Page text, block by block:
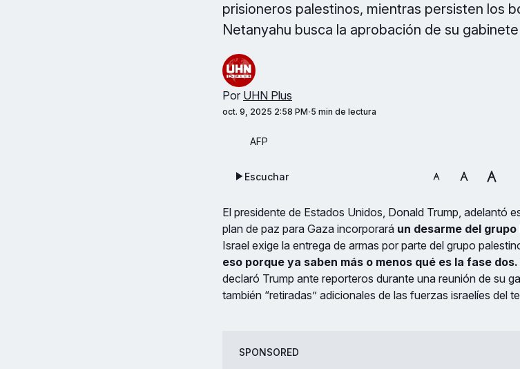
prisioneros palestinos, mientras persisten los
Netanyahu busca la aprobación de su gabinete
Por UHN Plus
oct. 9, 2025 2:58 PM 5 min de lectura
AFP
Escuchar
El presidente de Estados Unidos, Donald Trump, adelantó
plan de paz para Gaza incorporará un desarme del grupo
Israel exige la entrega de armas por parte del grupo
eso porque ya saben más o menos qué es la fase
declaró Trump ante reporteros durante una reunión de su
también “retiradas” adicionales de las fuerzas israelíes del
SPONSORED